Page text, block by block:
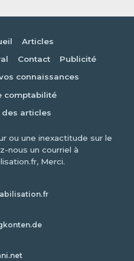
Articles
Contact
Publicité
connaissances
comptabilité
articles
ou une inexactitude sur le
nous un courriel à
Merci.